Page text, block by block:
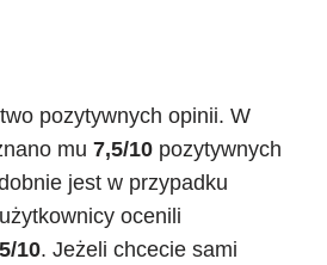
pozytywnych opinii. W
mu 7,5/10 pozytywnych
jest w przypadku
ocenili
10. Jeżeli chcecie sami